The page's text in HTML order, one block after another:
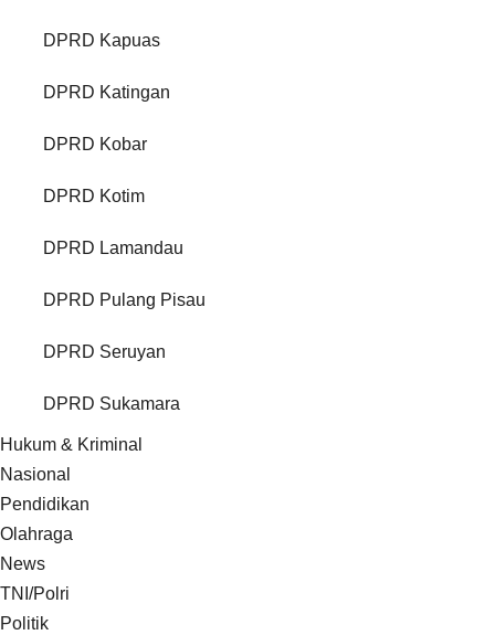
DPRD Kapuas
DPRD Katingan
DPRD Kobar
DPRD Kotim
DPRD Lamandau
DPRD Pulang Pisau
DPRD Seruyan
DPRD Sukamara
Hukum & Kriminal
Nasional
Pendidikan
Olahraga
News
TNI/Polri
Politik